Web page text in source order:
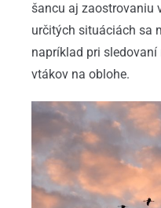
šancu aj zaostrovaniu
určitých situáciách sa
napríklad pri
vtákov na oblohe.